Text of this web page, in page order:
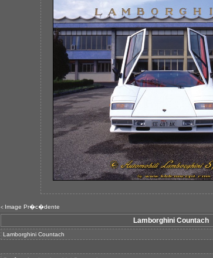
< Image Pr�c�dente
Lamborghini Countach
Lamborghini Countach